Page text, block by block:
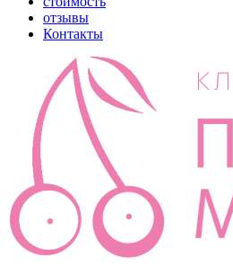
отзывы
Контакты